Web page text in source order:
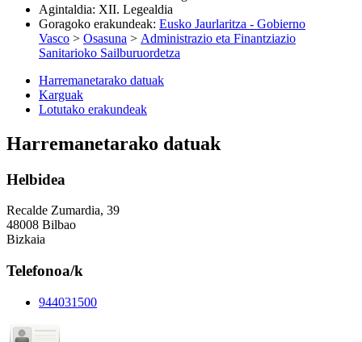
Agintaldia: XII. Legealdia
Goragoko erakundeak: Eusko Jaurlaritza - Gobierno
Vasco > Osasuna > Administrazio eta Finantziazio
Sanitarioko Sailburuordetza
Harremanetarako datuak
Karguak
Lotutako erakundeak
Harremanetarako datuak
Helbidea
Recalde Zumardia, 39
48008 Bilbao
Bizkaia
Telefonoa/k
944031500